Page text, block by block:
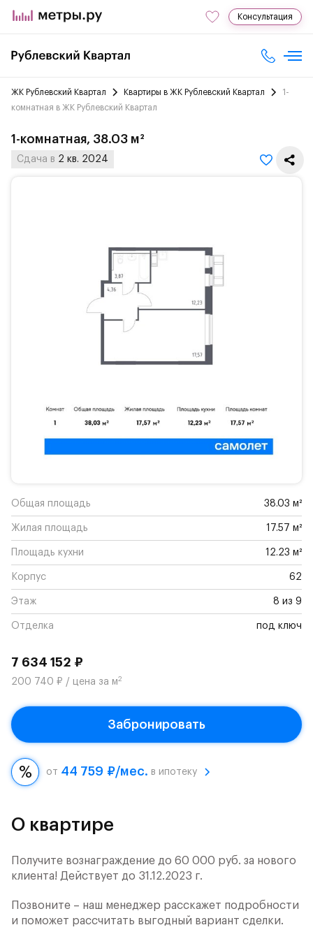
Консультация
ЖК Рублевский Квартал Квартиры в ЖК Рублевский Квартал
1-
комнатная в ЖК Рублевский Квартал
1-комнатная, 38.03 м²
Сдача в 2 кв. 2024
Общая площадь 38.03 м²
Жилая площадь 17.57 м²
Площадь кухни 12.23 м²
Корпус 62
Этаж 8 из 9
Отделка под ключ
7 634 152 ₽
200 740 ₽ / цена за м2
Забронировать
от 44 759 ₽/мес. в ипотеку
О квартире
Получите вознаграждение до 60 000 руб. за нового
клиента! Действует до 31.12.2023 г.
Позвоните – наш менеджер расскажет подробности
и поможет рассчитать выгодный вариант сделки.